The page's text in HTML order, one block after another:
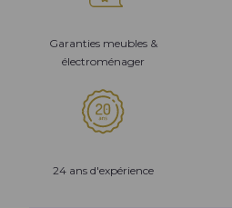
Garanties meubles &
électroménager
24 ans d'expérience